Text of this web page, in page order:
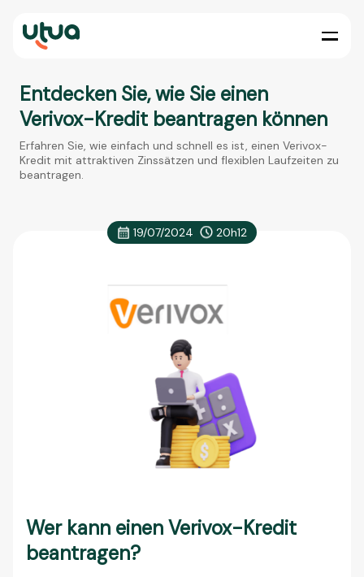
Entdecken Sie, wie Sie einen
Verivox-Kredit beantragen können
Erfahren Sie, wie einfach und schnell es ist, einen Verivox-
Kredit mit attraktiven Zinssätzen und flexiblen Laufzeiten zu
beantragen.
19/07/2024 20h12
Wer kann einen Verivox-Kredit
beantragen?